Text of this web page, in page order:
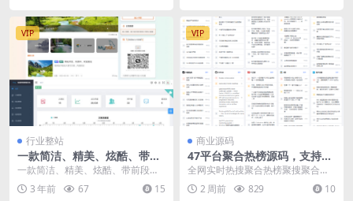
VIP
行业整站
一款简洁、精美、炫酷、带前
段小程序源码高体验感博客源
一款简洁、精美、炫酷、带前段小
程序源码高体验感博客源码。vue+
springbo...
3 年前 67 15
VIP
商业源码
47平台聚合热榜源码，支持全
自动更新管理
全网实时热搜聚合热榜聚搜聚合网
站源码带管理后台（极速加载+全功
能完整版） 以板块...
2 周前 829 10